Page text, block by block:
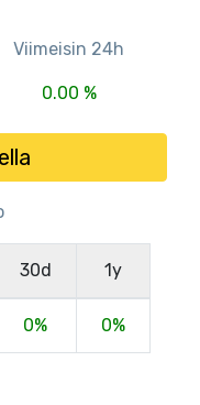
Viimeisin 24h
0.00 %
30d 1y
0% 0%